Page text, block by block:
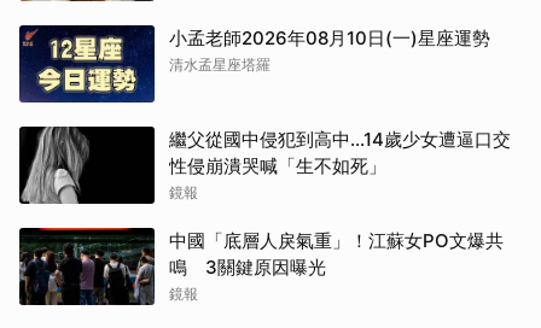
小孟老師2026年08月10日(一)星座運勢
清水孟星座塔羅
繼父從國中侵犯到高中…14歲少女遭逼口交
性侵崩潰哭喊「生不如死」
鏡報
中國「底層人戾氣重」！江蘇女PO文爆共
鳴 3關鍵原因曝光
鏡報